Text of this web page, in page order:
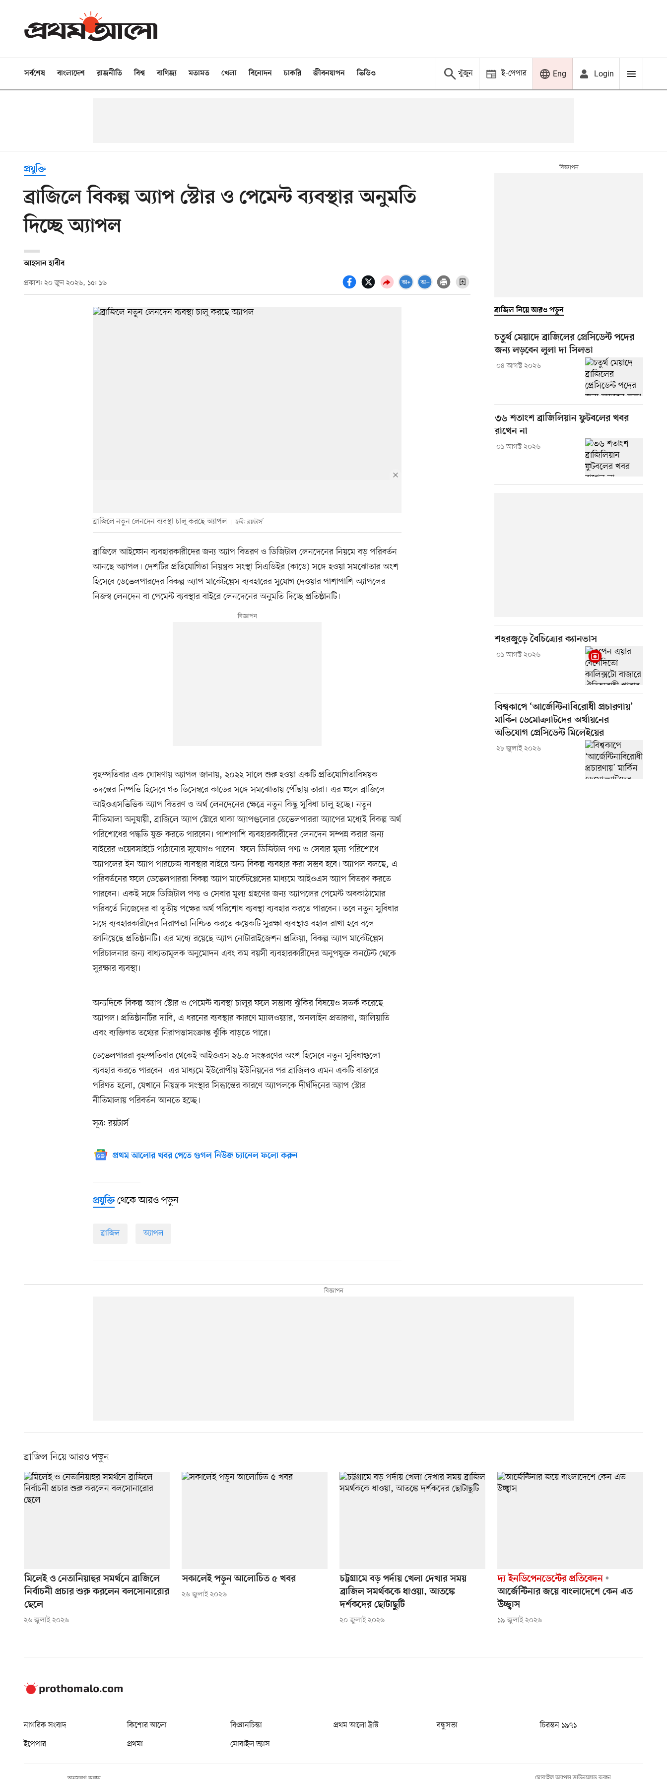
সর্বশেষ বাংলাদেশ রাজনীতি বিশ্ব বাণিজ্য মতামত খেলা বিনোদন চাকরি জীবনযাপন ভিডিও খুঁজুন ই-পেপার Eng Login
প্রযুক্তি
ব্রাজিলে বিকল্প অ্যাপ স্টোর ও পেমেন্ট ব্যবস্থার অনুমতি
দিচ্ছে অ্যাপল
আহসান হাবীব
প্রকাশ: ২০ জুন ২০২৬, ১৫: ১৬
ব্রাজিলে নতুন লেনদেন ব্যবস্থা চালু করছে অ্যাপল ছবি: রয়টার্স
ব্রাজিলে আইফোন ব্যবহারকারীদের জন্য অ্যাপ বিতরণ ও ডিজিটাল লেনদেনের নিয়মে বড় পরিবর্তন
আনছে অ্যাপল। দেশটির প্রতিযোগিতা নিয়ন্ত্রক সংস্থা সিএডিইর (কাডে) সঙ্গে হওয়া সমঝোতার অংশ
হিসেবে ডেভেলপারদের বিকল্প অ্যাপ মার্কেটপ্লেস ব্যবহারের সুযোগ দেওয়ার পাশাপাশি অ্যাপলের
নিজস্ব লেনদেন বা পেমেন্ট ব্যবস্থার বাইরে লেনদেনের অনুমতি দিচ্ছে প্রতিষ্ঠানটি।
বৃহস্পতিবার এক ঘোষণায় অ্যাপল জানায়, ২০২২ সালে শুরু হওয়া একটি প্রতিযোগিতাবিষয়ক
তদন্তের নিষ্পত্তি হিসেবে গত ডিসেম্বরে কাডের সঙ্গে সমঝোতায় পৌঁছায় তারা। এর ফলে ব্রাজিলে
আইওএসভিত্তিক অ্যাপ বিতরণ ও অর্থ লেনদেনের ক্ষেত্রে নতুন কিছু সুবিধা চালু হচ্ছে। নতুন
নীতিমালা অনুযায়ী, ব্রাজিলে অ্যাপ স্টোরে থাকা অ্যাপগুলোর ডেভেলপাররা অ্যাপের মধ্যেই বিকল্প অর্থ
পরিশোধের পদ্ধতি যুক্ত করতে পারবেন। পাশাপাশি ব্যবহারকারীদের লেনদেন সম্পন্ন করার জন্য
বাইরের ওয়েবসাইটে পাঠানোর সুযোগও পাবেন। ফলে ডিজিটাল পণ্য ও সেবার মূল্য পরিশোধে
অ্যাপলের ইন অ্যাপ পারচেজ ব্যবস্থার বাইরে অন্য বিকল্প ব্যবহার করা সম্ভব হবে। অ্যাপল বলছে, এ
পরিবর্তনের ফলে ডেভেলপাররা বিকল্প অ্যাপ মার্কেটপ্লেসের মাধ্যমে আইওএস অ্যাপ বিতরণ করতে
পারবেন। একই সঙ্গে ডিজিটাল পণ্য ও সেবার মূল্য গ্রহণের জন্য অ্যাপলের পেমেন্ট অবকাঠামোর
পরিবর্তে নিজেদের বা তৃতীয় পক্ষের অর্থ পরিশোধ ব্যবস্থা ব্যবহার করতে পারবেন। তবে নতুন সুবিধার
সঙ্গে ব্যবহারকারীদের নিরাপত্তা নিশ্চিত করতে কয়েকটি সুরক্ষা ব্যবস্থাও বহাল রাখা হবে বলে
জানিয়েছে প্রতিষ্ঠানটি। এর মধ্যে রয়েছে অ্যাপ নোটারাইজেশন প্রক্রিয়া, বিকল্প অ্যাপ মার্কেটপ্লেস
পরিচালনার জন্য বাধ্যতামূলক অনুমোদন এবং কম বয়সী ব্যবহারকারীদের অনুপযুক্ত কনটেন্ট থেকে
সুরক্ষার ব্যবস্থা।
অন্যদিকে বিকল্প অ্যাপ স্টোর ও পেমেন্ট ব্যবস্থা চালুর ফলে সম্ভাব্য ঝুঁকির বিষয়েও সতর্ক করেছে
অ্যাপল। প্রতিষ্ঠানটির দাবি, এ ধরনের ব্যবস্থার কারণে ম্যালওয়্যার, অনলাইন প্রতারণা, জালিয়াতি
এবং ব্যক্তিগত তথ্যের নিরাপত্তাসংক্রান্ত ঝুঁকি বাড়তে পারে।
ডেভেলপাররা বৃহস্পতিবার থেকেই আইওএস ২৬.৫ সংস্করণের অংশ হিসেবে নতুন সুবিধাগুলো
ব্যবহার করতে পারবেন। এর মাধ্যমে ইউরোপীয় ইউনিয়নের পর ব্রাজিলও এমন একটি বাজারে
পরিণত হলো, যেখানে নিয়ন্ত্রক সংস্থার সিদ্ধান্তের কারণে অ্যাপলকে দীর্ঘদিনের অ্যাপ স্টোর
নীতিমালায় পরিবর্তন আনতে হচ্ছে।
সূত্র: রয়টার্স
প্রথম আলোর খবর পেতে গুগল নিউজ চ্যানেল ফলো করুন
প্রযুক্তি থেকে আরও পড়ুন
ব্রাজিল অ্যাপল
ব্রাজিল নিয়ে আরও পড়ুন
চতুর্থ মেয়াদে ব্রাজিলের প্রেসিডেন্ট পদের
জন্য লড়বেন লুলা দা সিলভা
০৪ আগস্ট ২০২৬
৩৬ শতাংশ ব্রাজিলিয়ান ফুটবলের খবর
রাখেন না
০১ আগস্ট ২০২৬
শহরজুড়ে বৈচিত্র্যের ক্যানভাস
০১ আগস্ট ২০২৬
বিশ্বকাপে ‘আর্জেন্টিনাবিরোধী প্রচারণায়’
মার্কিন ডেমোক্র্যাটদের অর্থায়নের
অভিযোগ প্রেসিডেন্ট মিলেইয়ের
২৮ জুলাই ২০২৬
ব্রাজিল নিয়ে আরও পড়ুন
মিলেই ও নেতানিয়াহুর সমর্থনে ব্রাজিলে
নির্বাচনী প্রচার শুরু করলেন বলসোনারোর
ছেলে
২৬ জুলাই ২০২৬
সকালেই পড়ুন আলোচিত ৫ খবর
২৬ জুলাই ২০২৬
চট্টগ্রামে বড় পর্দায় খেলা দেখার সময়
ব্রাজিল সমর্থককে ধাওয়া, আতঙ্কে
দর্শকদের ছোটাছুটি
২০ জুলাই ২০২৬
দ্য ইনডিপেনডেন্টের প্রতিবেদন
আর্জেন্টিনার জয়ে বাংলাদেশে কেন এত
উচ্ছ্বাস
১৯ জুলাই ২০২৬
নাগরিক সংবাদ কিশোর আলো বিজ্ঞানচিন্তা প্রথম আলো ট্রাস্ট বন্ধুসভা
চিরন্তন ১৯৭১
ইপেপার
প্রথমা মোবাইল ভ্যাস